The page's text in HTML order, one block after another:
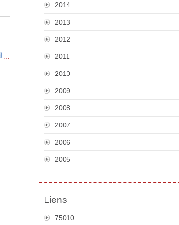
…
2014
2013
2012
2011
2010
2009
2008
2007
2006
2005
Liens
75010